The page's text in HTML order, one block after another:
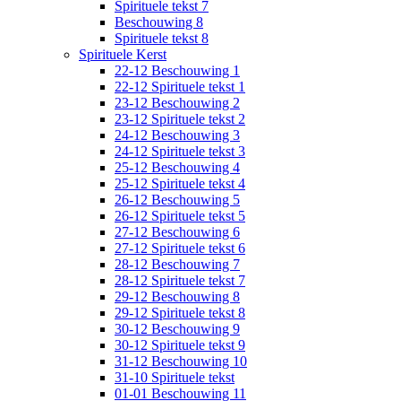
Spirituele tekst 7
Beschouwing 8
Spirituele tekst 8
Spirituele Kerst
22-12 Beschouwing 1
22-12 Spirituele tekst 1
23-12 Beschouwing 2
23-12 Spirituele tekst 2
24-12 Beschouwing 3
24-12 Spirituele tekst 3
25-12 Beschouwing 4
25-12 Spirituele tekst 4
26-12 Beschouwing 5
26-12 Spirituele tekst 5
27-12 Beschouwing 6
27-12 Spirituele tekst 6
28-12 Beschouwing 7
28-12 Spirituele tekst 7
29-12 Beschouwing 8
29-12 Spirituele tekst 8
30-12 Beschouwing 9
30-12 Spirituele tekst 9
31-12 Beschouwing 10
31-10 Spirituele tekst
01-01 Beschouwing 11